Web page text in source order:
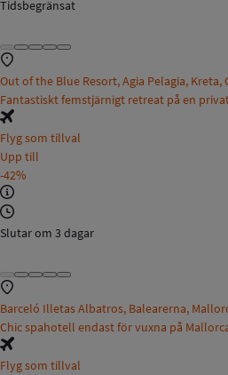
Tidsbegränsat
Out of the Blue Resort, Agia Pelagia, Kreta,
Fantastiskt femstjärnigt retreat på en
Flyg som tillval
Upp till
-42%
Slutar om 3 dagar
Barceló Illetas Albatros, Balearerna,
Chic spahotell endast för vuxna på
Flyg som tillval